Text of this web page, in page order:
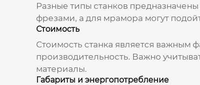
Разные типы станков
фрезами, а для мрамора могут
Стоимость
Стоимость станка является важным
производительность. Важно
материалы.
Габариты и энергопотребление